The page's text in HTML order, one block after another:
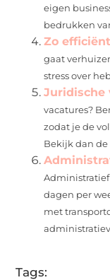
eigen
bedrukken
Zo
gaat
stress over
Juridische
vacatures?
zodat je de
Bekijk dan de
dagen per
met
Tags: